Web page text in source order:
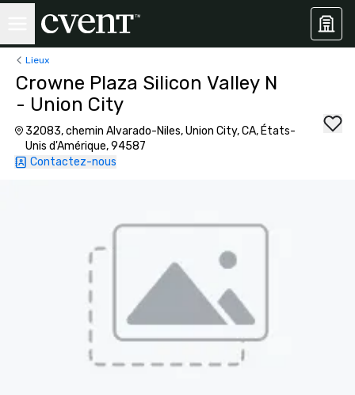
Lieux
Crowne Plaza Silicon Valley N
- Union City
32083, chemin Alvarado-Niles, Union City, CA, États-
Unis d'Amérique, 94587
Contactez-nous